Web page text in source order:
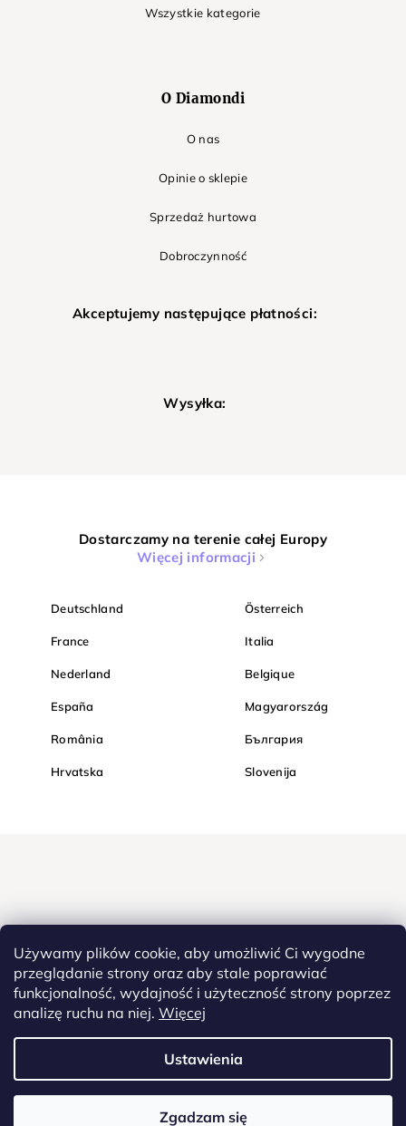
Używamy plików cookie, aby umożliwić Ci wygodne
przeglądanie strony oraz aby stale poprawiać
funkcjonalność, wydajność i użyteczność strony poprzez
analizę ruchu na niej. Więcej
Ustawienia
Zgadzam się
Wszystkie kategorie
O Diamondi
O nas
Opinie o sklepie
Sprzedaż hurtowa
Dobroczynność
Akceptujemy następujące płatności:
Wysyłka:
Dostarczamy na terenie całej Europy
Więcej informacji
Deutschland Österreich
France Italia
Nederland Belgique
España Magyarország
România България
Hrvatska Slovenija
Kupuj bezpiecznie w Diamondi. Dzięki protokołowi HTTPS Twoje
poufne dane są całkowicie bezpieczne - wszystkie informacje
postaci.
Diamondi. Wszelkie prawa zastrzeżone. |